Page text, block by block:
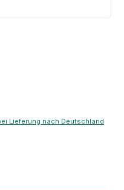
Lieferung nach Deutschland